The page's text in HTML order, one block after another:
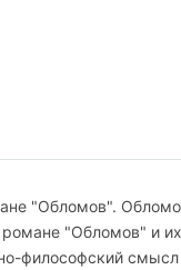
"Обломов".
"Обломов" и
философский